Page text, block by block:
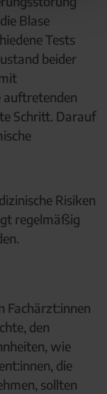
Blase
Tests
beider
auftretenden
Schritt. Darauf
Risiken
regelmäßig
Fachärzt:innen
den
wie
die
sollten